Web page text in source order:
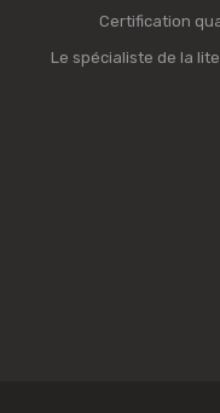
Certification
Le spécialiste de la